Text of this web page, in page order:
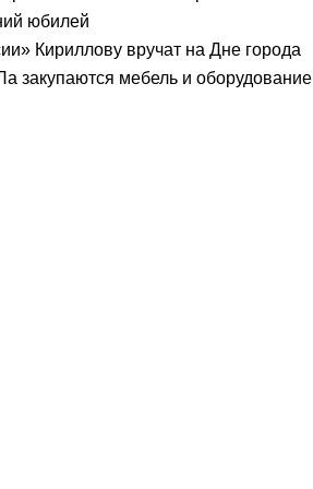
юбилей
Кириллову вручат на Дне города
закупаются мебель и оборудование
Вологодской области
будущее
около 13 тысяч обращений